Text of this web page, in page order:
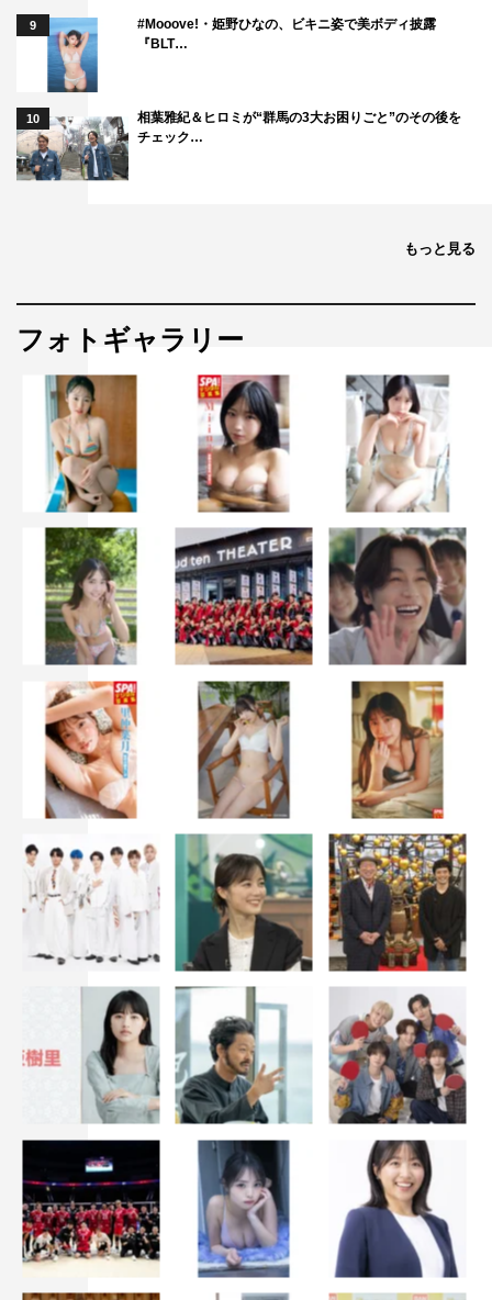
はないでしょうか？
『ハゲタカ』を愛して見続けてきてくださった皆さんの愛
情が、もっと深くなるような、そして未来に向かって進ん
でいく希望のあるお話になっていますので、ぜひ楽しみに
していただきたいです。
森崎ウィン 綾野剛
9
#Mooove!・姫野ひなの、ビキニ姿で美ボディ披露
『BLT…
10
相葉雅紀＆ヒロミが“群馬の3大お困りごと”のその後を
チェック…
もっと見る
フォトギャラリー